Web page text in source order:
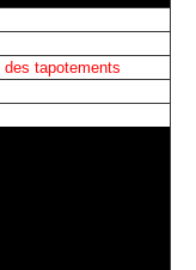
tapotements